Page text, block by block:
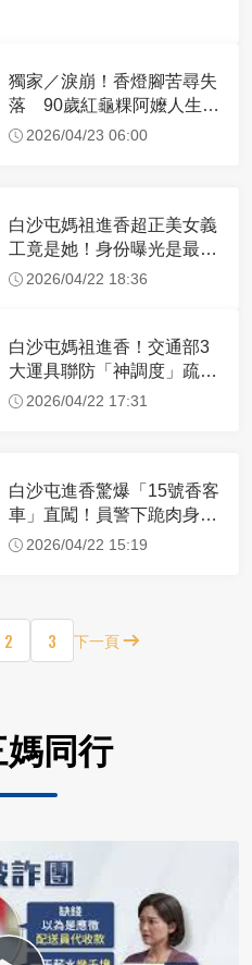
獨家／淚崩！香燈腳苦尋失
落 90歲紅龜粿阿嬤人生謝
幕2026/04/23 06:00
白沙屯媽祖進香超正美女義
工竟是她！身份曝光是最美
禮生 一輩子不結婚
2026/04/22 18:36
白沙屯媽祖進香！交通部3
大運具聯防「神調度」疏運
32.1萬創新高
2026/04/22 17:31
白沙屯進香驚爆「15號香客
車」直闖！員警下跪肉身擋
車：讓行人先過
2026/04/22 15:19
2 3 下一頁
同行